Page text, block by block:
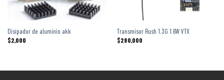
Disipador de aluminio akk
$2,000
Transmisor Rush 1.3G 1.6W VTX
$280,000